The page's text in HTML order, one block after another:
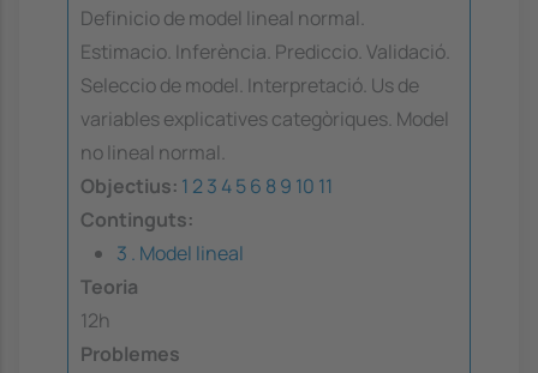
Definicio de model lineal normal.
Estimacio. Inferència. Prediccio. Validació.
Seleccio de model. Interpretació. Us de
variables explicatives categòriques. Model
no lineal normal.
Objectius: 1 23 456 8 9 10 11
Continguts:
3 . Model lineal
Teoria
12h
Problemes